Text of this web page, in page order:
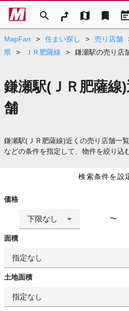
search map bookmark
MapFan > 住まい探し > 売り店舗
県
> ＪＲ肥薩線 > 鎌瀬駅の売り店
鎌瀬駅(ＪＲ肥薩線
舗
鎌瀬駅(ＪＲ肥薩線)近くの売り店舗一
などの条件を指定して、物件を絞り込
検索条件を設
価格
下限なし 〜
面積
指定なし
土地面積
指定なし